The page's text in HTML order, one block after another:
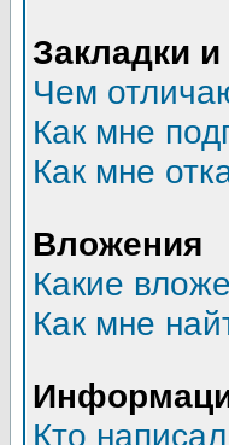
Закладки
Чем
Как мне
Как мне
Вложения
Какие
Как мне
Кто